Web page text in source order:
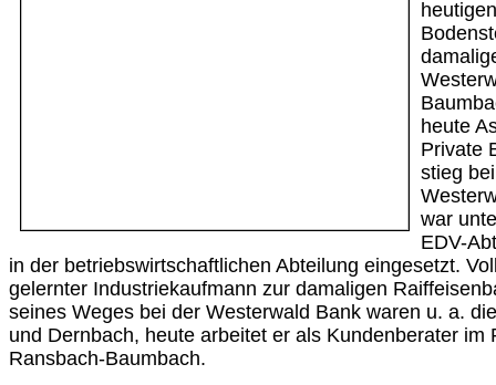
heute
Private
stieg
war
EDV-
in der betriebswirtschaftlichen Abteilung eingesetzt.
gelernter Industriekaufmann zur damaligen
seines Weges bei der Westerwald Bank waren u. a.
und Dernbach, heute arbeitet er als Kundenberater im
Ransbach-Baumbach.